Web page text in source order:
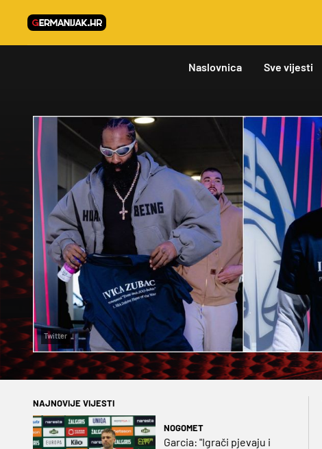
Naslovnica Sve vijesti
Twitter
NAJNOVIJE VIJESTI
NOGOMET
Garcia: "Igrači pjevaju i